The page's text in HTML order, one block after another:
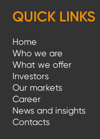
QUICK LINKS
Home
Who we are
What we offer
Investors
Our markets
Career
News and insights
Contacts